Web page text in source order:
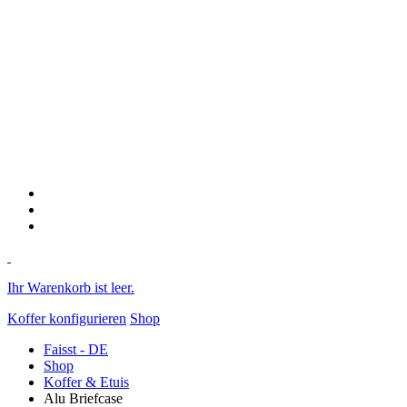
Ihr Warenkorb ist leer.
Koffer konfigurieren Shop
Faisst - DE
Shop
Koffer & Etuis
Alu Briefcase